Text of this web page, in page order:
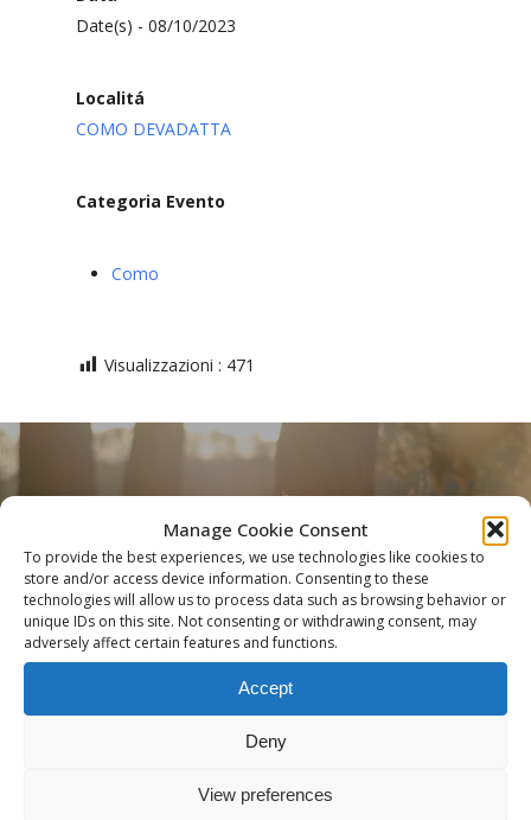
Manage Cookie Consent
To provide the best experiences, we use technologies like cookies to
store and/or access device information. Consenting to these
technologies will allow us to process data such as browsing behavior or
unique IDs on this site. Not consenting or withdrawing consent, may
adversely affect certain features and functions.
Accept
Deny
View preferences
Date(s) - 08/10/2023
Localitá
COMO DEVADATTA
Categoria Evento
Como
Visualizzazioni : 471
Previous Post
Percorsi di Yoga: YOGA DEL MATTINO